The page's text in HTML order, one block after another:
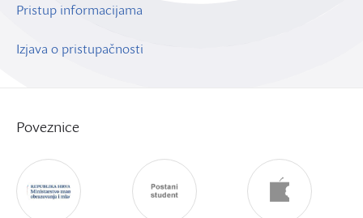
Pristup informacijama
Izjava o pristupačnosti
Poveznice